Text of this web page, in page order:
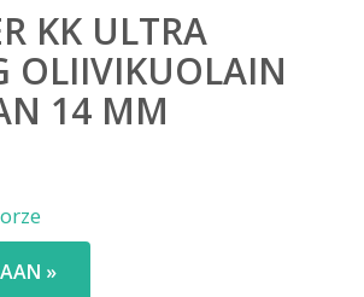
KK ULTRA
OLIIVIKUOLAIN
14 MM
»